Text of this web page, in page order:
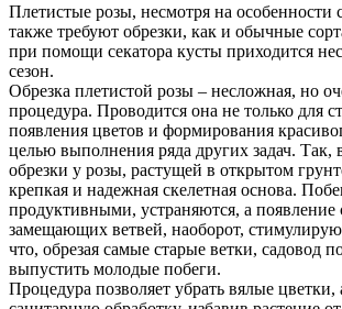
Плетистые розы, несмотря на особенности
также требуют обрезки, как и обычные
при помощи секатора кусты приходится
сезон.
Обрезка плетистой розы – несложная, но
процедура. Проводится она не только для
появления цветов и формирования
целью выполнения ряда других задач. Так, в
обрезки у розы, растущей в открытом
крепкая и надежная скелетная основа.
продуктивными, устраняются, а появление
замещающих ветвей, наоборот,
что, обрезая самые старые ветки, садовод
выпустить молодые побеги.
Процедура позволяет убрать вялые цветки,